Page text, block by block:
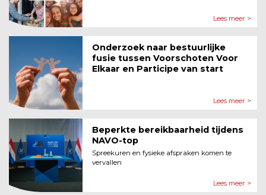
Lees meer >
Onderzoek naar bestuurlijke
fusie tussen Voorschoten Voor
Elkaar en Participe van start
Lees meer >
Beperkte bereikbaarheid tijdens
NAVO-top
Spreekuren en fysieke afspraken komen te
vervallen
Lees meer >